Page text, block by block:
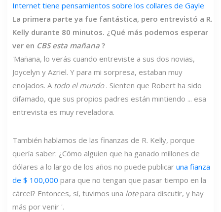
Internet tiene pensamientos sobre los collares de Gayle
La primera parte ya fue fantástica, pero entrevistó a R.
Kelly durante 80 minutos. ¿Qué más podemos esperar
ver en CBS esta mañana ?
'Mañana, lo verás cuando entreviste a sus dos novias,
Joycelyn y Azriel. Y para mi sorpresa, estaban muy
enojados. A todo el mundo. Sienten que Robert ha sido
difamado, que sus propios padres están mintiendo ... esa
entrevista es muy reveladora.
También hablamos de las finanzas de R. Kelly, porque
quería saber: ¿Cómo alguien que ha ganado millones de
dólares a lo largo de los años no puede publicar una fianza
de $ 100,000 para que no tengan que pasar tiempo en la
cárcel? Entonces, sí, tuvimos una lotepara discutir, y hay
más por venir '.